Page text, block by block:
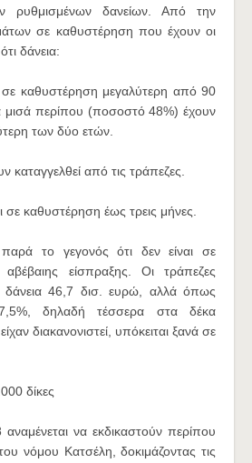
ρυθμισμένων δανείων. Από την
σε καθυστέρηση που έχουν οι
δάνεια:
σε καθυστέρηση μεγαλύτερη από 90
μισά περίπου (ποσοστό 48%) έχουν
των δύο ετών.
καταγγελθεί από τις τράπεζες.
σε καθυστέρηση έως τρεις μήνες.
το γεγονός ότι δεν είναι σε
αβέβαιης είσπραξης. Οι τράπεζες
δάνεια 46,7 δισ. ευρώ, αλλά όπως
δηλαδή τέσσερα στα δέκα
διακανονιστεί, υπόκειται ξανά σε
δίκες
να εκδικαστούν περίπου
νόμου Κατσέλη, δοκιμάζοντας τις